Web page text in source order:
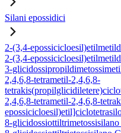
Silani epossidici
2-(3,4-
2-(3,4-
3-
2,4,6,8-tetrametil-2,4,6,8-
2,4,6,8-tetrametil-2,4,6,8-
8-